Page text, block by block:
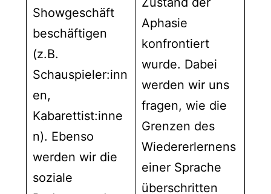
Showgeschäft
beschäftigen
(z.B.
Schauspieler:inn
en,
Kabarettist:inne
n). Ebenso
werden wir die
soziale
Aphasie
konfrontiert
wurde. Dabei
werden wir uns
fragen, wie die
Grenzen des
Wiedererlernens
einer Sprache
überschritten